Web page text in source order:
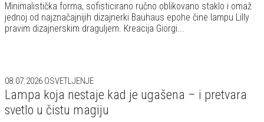
Minimalistička forma, sofisticirano ručno oblikovano staklo i omaž
jednoj od najznačajnijih dizajnerki Bauhaus epohe čine lampu Lilly
pravim dizajnerskim draguljem. Kreacija Giorgi...
08.07.2026 OSVETLJENJE
Lampa koja nestaje kad je ugašena – i pretvara
svetlo u čistu magiju